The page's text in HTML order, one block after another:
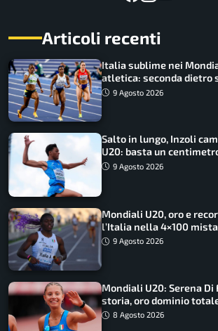
Articoli recenti
Italia sublime nei
atletica: seconda dietro
medagliere
9 Agosto 2026
Salto in lungo, Inzoli
U20: basta un
9 Agosto 2026
Mondiali U20, oro e
l’Italia nella 4×100
straordinaria
9 Agosto 2026
Mondiali U20: Serena Di
storia, oro dominio
marcia
8 Agosto 2026